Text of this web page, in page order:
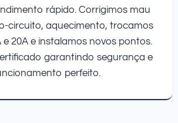
rápido. Corrigimos mau
circuito, aquecimento, trocamos
20A e instalamos novos pontos.
garantindo segurança e
perfeito.